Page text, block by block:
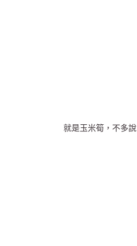
就是玉米筍，不多說